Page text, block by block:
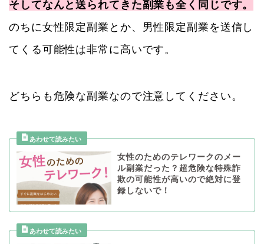
そしてなんと送られてきた副業も全く同じです。
のちに女性限定副業とか、男性限定副業を送信し
てくる可能性は非常に高いです。
どちらも危険な副業なので注意してください。
女性のためのテレワークのメー
ル副業だった？超危険な特殊詐
欺の可能性が高いので絶対に登
録しないで！